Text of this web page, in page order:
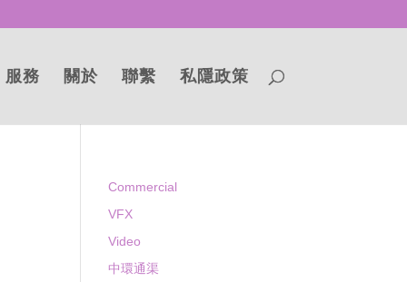
服務 關於 聯繫 私隱政策
Commercial
VFX
Video
中環通渠